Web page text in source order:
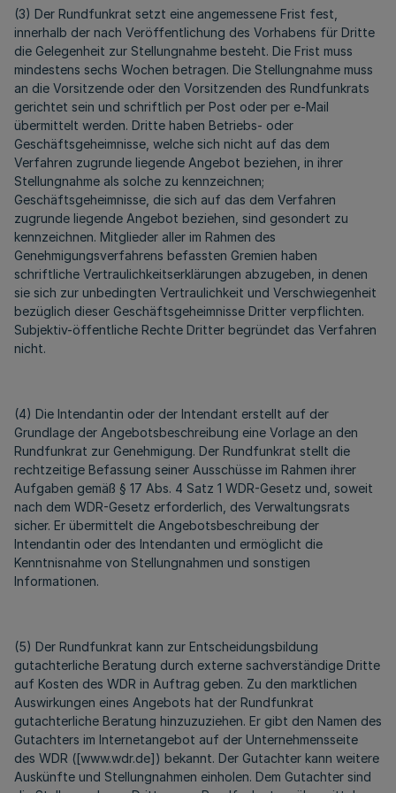
(3) Der Rundfunkrat setzt eine angemessene Frist fest,
innerhalb der nach Veröffentlichung des Vorhabens für Dritte
die Gelegenheit zur Stellungnahme besteht. Die Frist muss
mindestens sechs Wochen betragen. Die Stellungnahme muss
an die Vorsitzende oder den Vorsitzenden des Rundfunkrats
gerichtet sein und schriftlich per Post oder per e-Mail
übermittelt werden. Dritte haben Betriebs- oder
Geschäftsgeheimnisse, welche sich nicht auf das dem
Verfahren zugrunde liegende Angebot beziehen, in ihrer
Stellungnahme als solche zu kennzeichnen;
Geschäftsgeheimnisse, die sich auf das dem Verfahren
zugrunde liegende Angebot beziehen, sind gesondert zu
kennzeichnen. Mitglieder aller im Rahmen des
Genehmigungsverfahrens befassten Gremien haben
schriftliche Vertraulichkeitserklärungen abzugeben, in denen
sie sich zur unbedingten Vertraulichkeit und Verschwiegenheit
bezüglich dieser Geschäftsgeheimnisse Dritter verpflichten.
Subjektiv-öffentliche Rechte Dritter begründet das Verfahren
nicht.
(4) Die Intendantin oder der Intendant erstellt auf der
Grundlage der Angebotsbeschreibung eine Vorlage an den
Rundfunkrat zur Genehmigung. Der Rundfunkrat stellt die
rechtzeitige Befassung seiner Ausschüsse im Rahmen ihrer
Aufgaben gemäß § 17 Abs. 4 Satz 1 WDR-Gesetz und, soweit
nach dem WDR-Gesetz erforderlich, des Verwaltungsrats
sicher. Er übermittelt die Angebotsbeschreibung der
Intendantin oder des Intendanten und ermöglicht die
Kenntnisnahme von Stellungnahmen und sonstigen
Informationen.
(5) Der Rundfunkrat kann zur Entscheidungsbildung
gutachterliche Beratung durch externe sachverständige Dritte
auf Kosten des WDR in Auftrag geben. Zu den marktlichen
Auswirkungen eines Angebots hat der Rundfunkrat
gutachterliche Beratung hinzuzuziehen. Er gibt den Namen des
Gutachters im Internetangebot auf der Unternehmensseite
des WDR ([www.wdr.de]) bekannt. Der Gutachter kann weitere
Auskünfte und Stellungnahmen einholen. Dem Gutachter sind